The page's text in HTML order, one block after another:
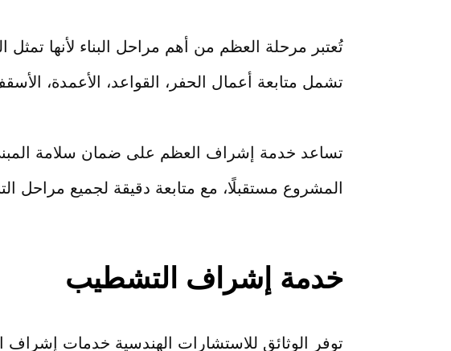
تُعتبر مرحلة العظم من أهم مراحل البناء لأنها
تشمل متابعة أعمال الحفر، القواعد، الأعمدة،
تساعد خدمة إشراف العظم على ضمان سلامة المبنى
المشروع مستقبلًا، مع متابعة دقيقة لجميع مراحل
خدمة إشراف التشطيب
توفر الوثائق للاستشارات الهندسية خدمات إشراف